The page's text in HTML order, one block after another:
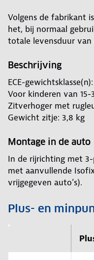
Volgens de fabrikant
het, bij normaal
totale levensduur van
Beschrijving
ECE-
Voor kinderen van
Zitverhoger met
Gewicht zitje: 3,8 kg
Montage in de auto
In de rijrichting met
met aanvullende
vrijgegeven auto’s).
Plus- en